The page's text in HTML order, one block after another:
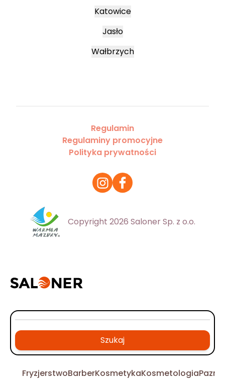
Katowice
Jasło
Wałbrzych
Regulamin
Regulaminy promocyjne
Polityka prywatności
Copyright 2026 Saloner Sp. z o.o.
Szukaj
FryzjerstwoBarberKosmetykaKosmetologia